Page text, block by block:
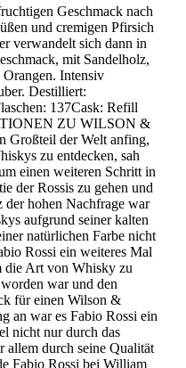
Geschmack nach
und cremigen Pfirsich
verwandelt sich dann in
mit Sandelholz,
Intensiv
Destilliert:
137Cask: Refill
ZU WILSON &
Großteil der Welt anfing,
zu entdecken, sah
einen weiteren Schritt in
der Rossis zu gehen und
hohen Nachfrage war
aufgrund seiner kalten
natürlichen Farbe nicht
Rossi ein weiteres Mal
die Art von Whisky zu
war und den
für einen Wilson &
an war es Fabio Rossi ein
nicht nur durch das
allem durch seine Qualität
Fabio Rossi bei William